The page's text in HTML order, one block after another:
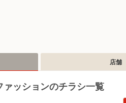
店舗
ッションのチラシ一覧